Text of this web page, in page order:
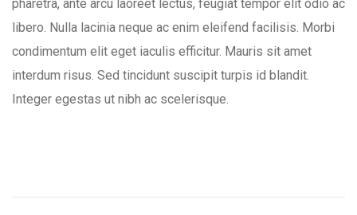
pharetra, ante arcu laoreet lectus, feugiat tempor elit odio ac
libero. Nulla lacinia neque ac enim eleifend facilisis. Morbi
condimentum elit eget iaculis efficitur. Mauris sit amet
interdum risus. Sed tincidunt suscipit turpis id blandit.
Integer egestas ut nibh ac scelerisque.